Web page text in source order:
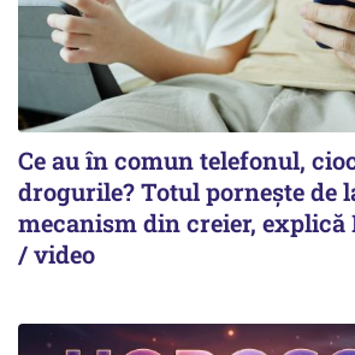
Ce au în comun telefonul,
drogurile? Totul pornește de
mecanism din creier, explică
/ video